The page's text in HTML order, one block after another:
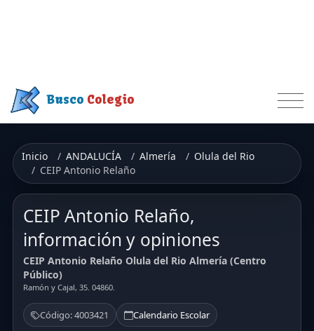
Busco Colegio
Inicio ANDALUCÍA Almería
Olula del Rio
CEIP Antonio Relaño
CEIP Antonio Relaño,
información y opiniones
CEIP Antonio Relaño Olula del Rio Almería (Centro
Público)
Ramón y Cajal, 35. 04860.
Código: 4003421 Calendario Escolar